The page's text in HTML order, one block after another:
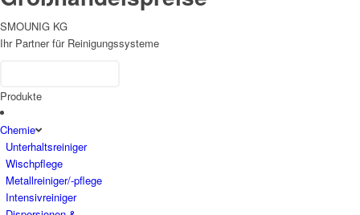
SMOUNIG KG
Ihr Partner für Reinigungssysteme
Produkte
Chemie
Unterhaltsreiniger
Wischpflege
Metallreiniger/-pflege
Intensivreiniger